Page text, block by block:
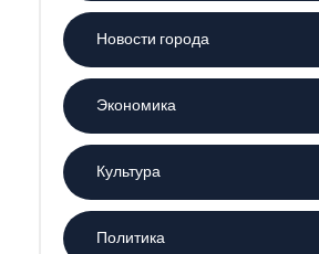
Новости города
Экономика
Культура
Политика